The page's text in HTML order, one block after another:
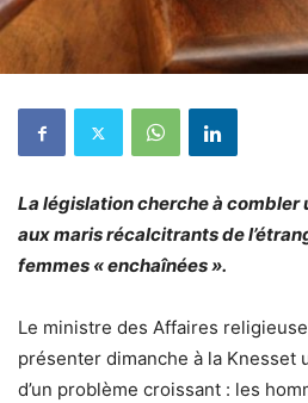
La législation cherche à combler
aux maris récalcitrants de
femmes « enchaînées ».
Le ministre des Affaires
présenter dimanche à la Knesset
d’un problème croissant : les